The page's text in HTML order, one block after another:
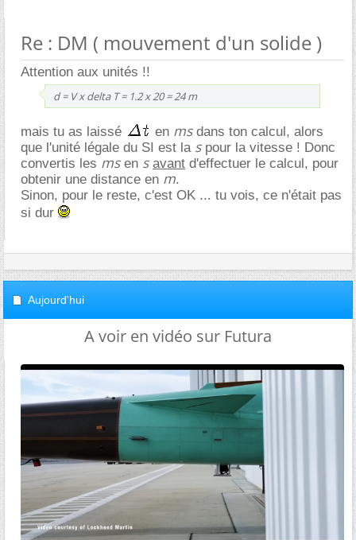
Re : DM ( mouvement d'un solide )
Attention aux unités !!
d = V x delta T = 1.2 x 20 = 24 m
mais tu as laissé en msdans ton calcul, alors
que l'unité légale du SI est la spour la vitesse ! Donc
convertis les msen s avant d'effectuer le calcul, pour
obtenir une distance en m.
Sinon, pour le reste, c'est OK ... tu vois, ce n'était pas
si dur
Aujourd'hui
A voir en vidéo sur Futura